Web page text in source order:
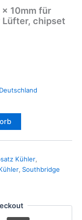
10mm für
chipset
Kühler,
, Southbridge